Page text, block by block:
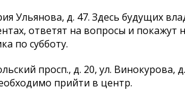
Ульянова, д. 47. Здесь будущих
ответят на вопросы и покажут
по субботу.
просп., д. 20, ул. Винокурова,
прийти в центр.